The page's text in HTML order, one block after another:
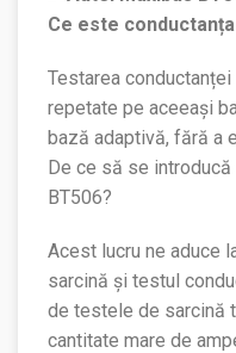
Ce este
Testarea
repetate pe aceeași
bază adaptivă, fără a
De ce să se
BT506?
Acest lucru ne aduce
sarcină și testul
de testele de sarcină
cantitate mare de